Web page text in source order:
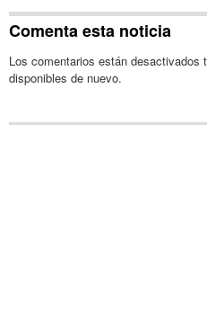
Comenta esta noticia
Los comentarios están desactivados
disponibles de nuevo.